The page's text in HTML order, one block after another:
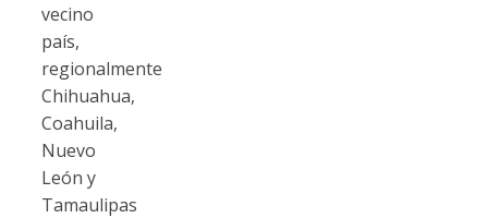
vecino
país,
regionalmente
Chihuahua,
Coahuila,
Nuevo
León y
Tamaulipas